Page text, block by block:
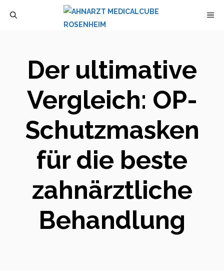
Der ultimative
Vergleich: OP-
Schutzmasken
für die beste
zahnärztliche
Behandlung